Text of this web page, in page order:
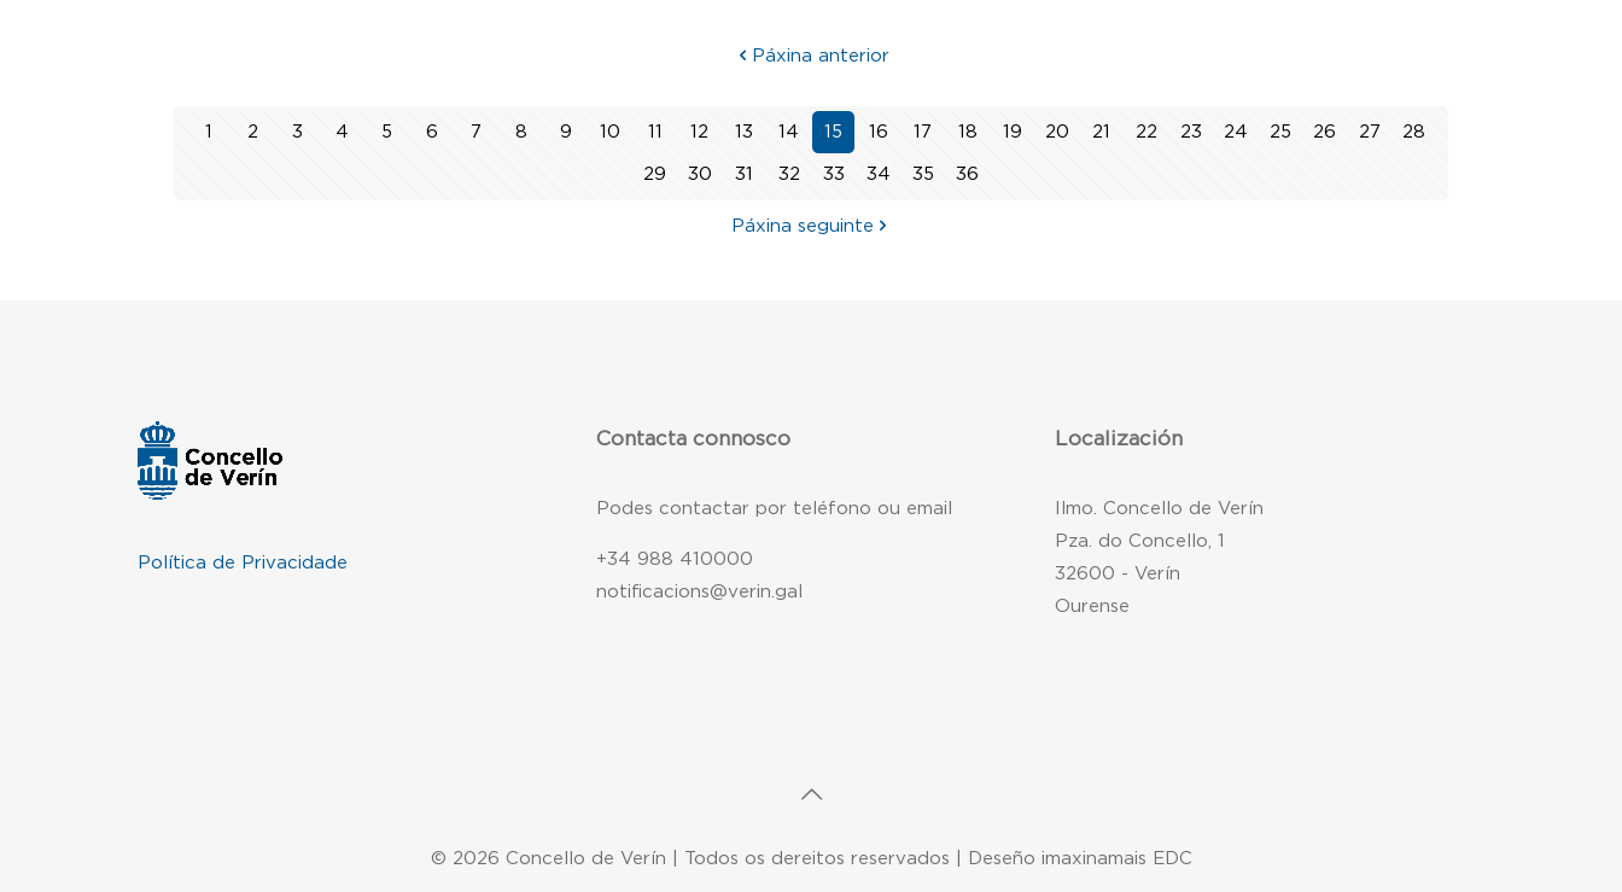
Páxina anterior
1 2 3 4 5 6 7 8 9 10 11 12 13 14 15 16 17 18 19 20 21 22 23 24 25 26 27
28
29
30 31 32 33 34 35 36
Páxina seguinte
Política de Privacidade
Contacta connosco
Podes contactar por teléfono ou email
+34 988 410000
notificacions@verin.gal
Localización
Ilmo. Concello de Verín
Pza. do Concello, 1
32600 - Verín
Ourense
© 2026 Concello de Verín | Todos os dereitos reservados | Deseño imaxinamais EDC